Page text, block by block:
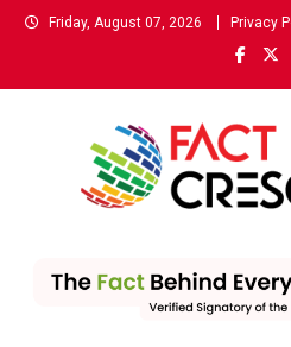
Skip
Friday, August 07, 2026 Privacy
fact-